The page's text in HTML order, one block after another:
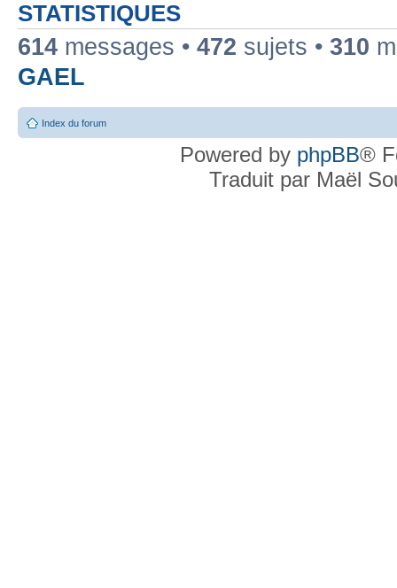
STATISTIQUES
614 messages • 472 sujets • 310
GAEL
Index du forum
Powered by phpBB®
Traduit par Maël